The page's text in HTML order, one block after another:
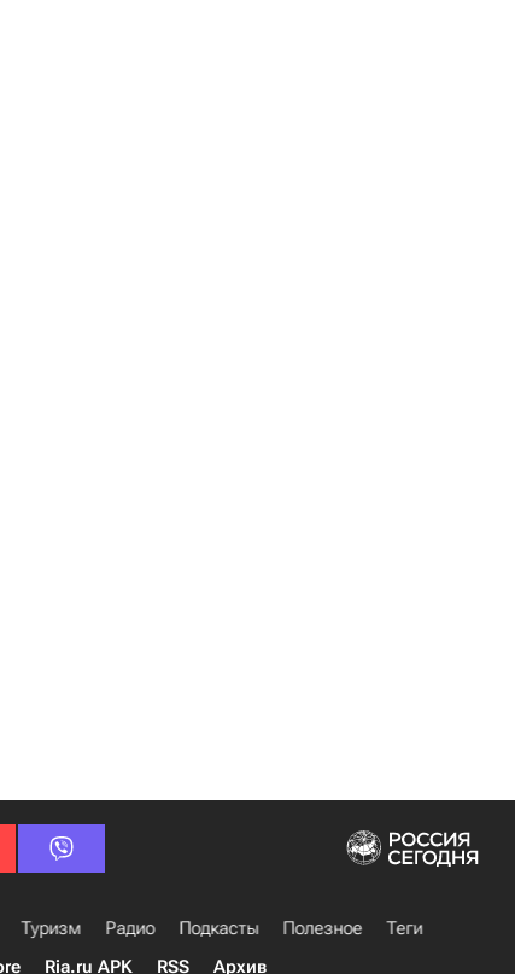
Туризм Радио Подкасты Полезное
Теги
Ria.ru APK RSS Архив